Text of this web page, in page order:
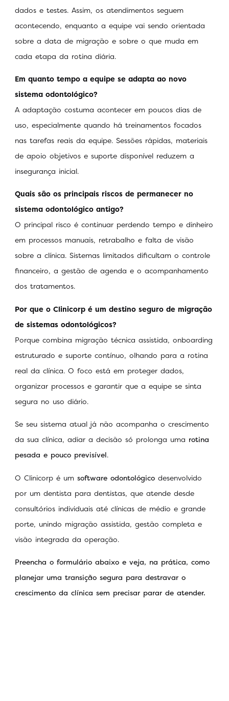
dados e testes. Assim, os atendimentos seguem
acontecendo, enquanto a equipe vai sendo orientada
sobre a data de migração e sobre o que muda em
cada etapa da rotina diária.
Em quanto tempo a equipe se adapta ao novo
sistema odontológico?
A adaptação costuma acontecer em poucos dias de
uso, especialmente quando há treinamentos focados
nas tarefas reais da equipe. Sessões rápidas, materiais
de apoio objetivos e suporte disponível reduzem a
insegurança inicial.
Quais são os principais riscos de permanecer no
sistema odontológico antigo?
O principal risco é continuar perdendo tempo e dinheiro
em processos manuais, retrabalho e falta de visão
sobre a clínica. Sistemas limitados dificultam o controle
financeiro, a gestão de agenda e o acompanhamento
dos tratamentos.
Por que o Clinicorp é um destino seguro de migração
de sistemas odontológicos?
Porque combina migração técnica assistida, onboarding
estruturado e suporte contínuo, olhando para a rotina
real da clínica. O foco está em proteger dados,
organizar processos e garantir que a equipe se sinta
segura no uso diário.
Se seu sistema atual já não acompanha o crescimento
da sua clínica, adiar a decisão só prolonga uma rotina
pesada e pouco previsível.
O Clinicorp é um software odontológico desenvolvido
por um dentista para dentistas, que atende desde
consultórios individuais até clínicas de médio e grande
porte, unindo migração assistida, gestão completa e
visão integrada da operação.
Preencha o formulário abaixo e veja, na prática, como
planejar uma transição segura para destravar o
crescimento da clínica sem precisar parar de atender.